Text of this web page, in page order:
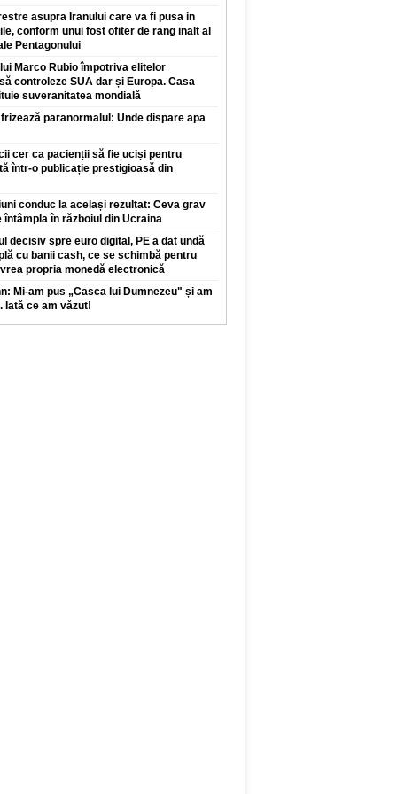
asupra Iranului care va fi pusa in
conform unui fost ofiter de rang inalt al
Pentagonului
Marco Rubio împotriva elitelor
controleze SUA dar și Europa. Casa
suveranitatea mondială
paranormalul: Unde dispare apa
cer ca pacienții să fie uciși pentru
într-o publicație prestigioasă din
conduc la același rezultat: Ceva grav
întâmpla în războiul din Ucraina
decisiv spre euro digital, PE a dat undă
cu banii cash, ce se schimbă pentru
propria monedă electronică
Mi-am pus „Casca lui Dumnezeu" și am
Iată ce am văzut!